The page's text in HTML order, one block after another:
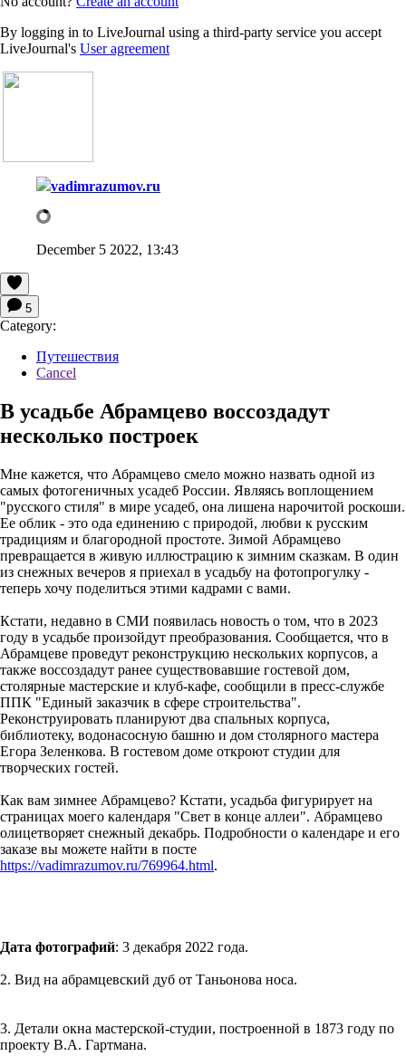
By logging in to LiveJournal using a third-party service you accept
LiveJournal's User agreement
vadimrazumov.ru
December 5 2022, 13:43
5
Category:
Путешествия
Cancel
В усадьбе Абрамцево воссоздадут
несколько построек
Мне кажется, что Абрамцево смело можно назвать одной из
самых фотогеничных усадеб России. Являясь воплощением
"русского стиля" в мире усадеб, она лишена нарочитой роскоши.
Ее облик - это ода единению с природой, любви к русским
традициям и благородной простоте. Зимой Абрамцево
превращается в живую иллюстрацию к зимним сказкам. В один
из снежных вечеров я приехал в усадьбу на фотопрогулку -
теперь хочу поделиться этими кадрами с вами.
Кстати, недавно в СМИ появилась новость о том, что в 2023
году в усадьбе произойдут преобразования. Сообщается, что в
Абрамцеве проведут реконструкцию нескольких корпусов, а
также воссоздадут ранее существовавшие гостевой дом,
столярные мастерские и клуб-кафе, сообщили в пресс-службе
ППК "Единый заказчик в сфере строительства".
Реконструировать планируют два спальных корпуса,
библиотеку, водонасосную башню и дом столярного мастера
Егора Зеленкова. В гостевом доме откроют студии для
творческих гостей.
Как вам зимнее Абрамцево? Кстати, усадьба фигурирует на
страницах моего календаря "Свет в конце аллеи". Абрамцево
олицетворяет снежный декабрь. Подробности о календаре и его
заказе вы можете найти в посте
https://vadimrazumov.ru/769964.html.
Дата фотографий: 3 декабря 2022 года.
2. Вид на абрамцевский дуб от Таньонова носа.
3. Детали окна мастерской-студии, построенной в 1873 году по
проекту В.А. Гартмана.